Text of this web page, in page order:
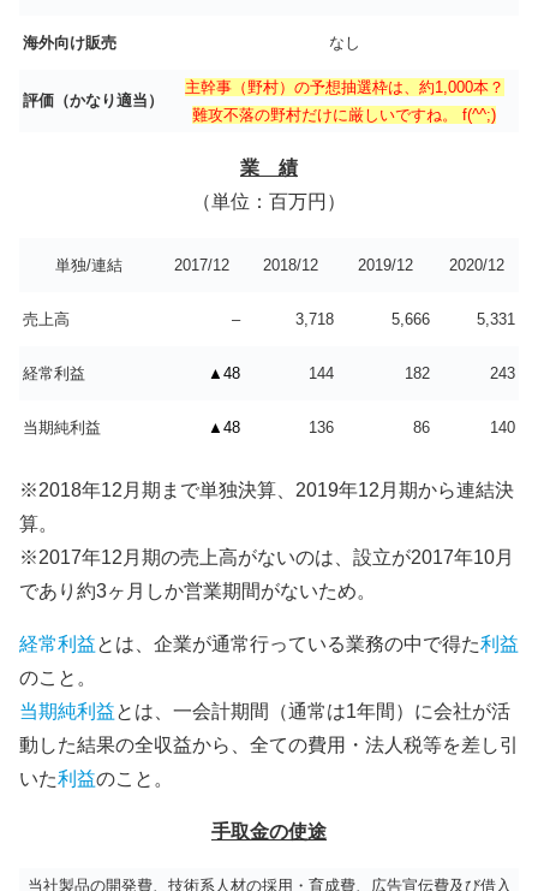
海外向け販売 なし
評価（かなり適当）
主幹事（野村）の予想抽選枠は、約1,000本？
難攻不落の野村だけに厳しいですね。 f(^^;)
業 績
（単位：百万円）
単独/連結 2017/12 2018/12 2019/12 2020/12
売上高 – 3,718 5,666 5,331
経常利益 ▲48 144 182 243
当期純利益 ▲48 136 86 140
※2018年12月期まで単独決算、2019年12月期から連結決
算。
※2017年12月期の売上高がないのは、設立が2017年10月
であり約3ヶ月しか営業期間がないため。
経常利益とは、企業が通常行っている業務の中で得た利益
のこと。
当期純利益とは、一会計期間（通常は1年間）に会社が活
動した結果の全収益から、全ての費用・法人税等を差し引
いた利益のこと。
手取金の使途
当社製品の開発費、技術系人材の採用・育成費、広告宣伝費及び借入